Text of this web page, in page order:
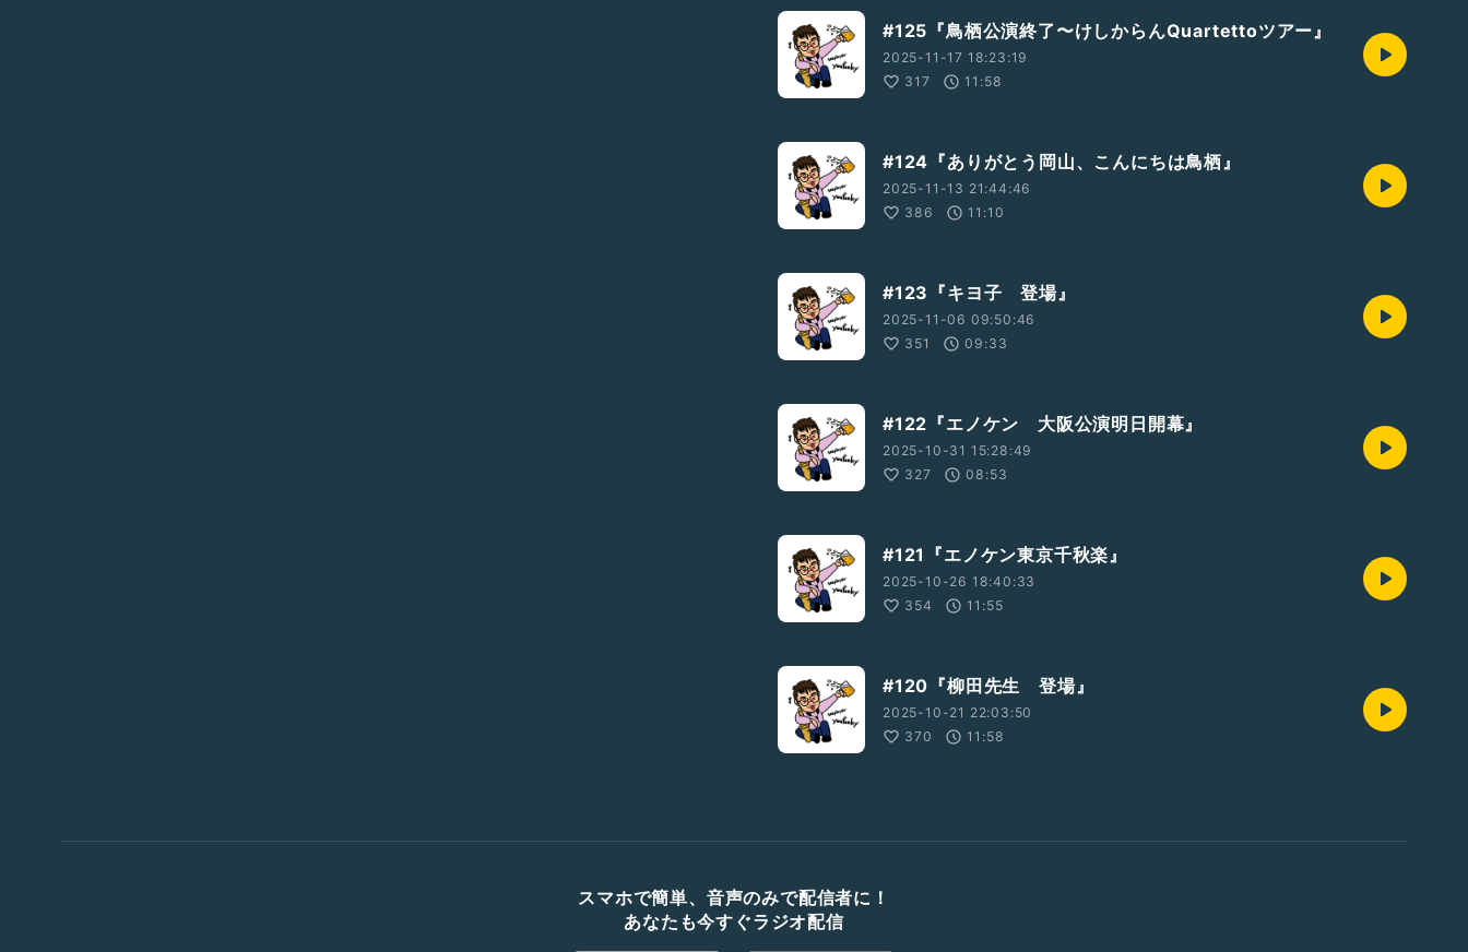
#125『鳥栖公演終了〜けしからんQuartettoツアー』
2025-11-17 18:23:19
317
11:58
#124『ありがとう岡山、こんにちは鳥栖』
2025-11-13 21:44:46
386
11:10
#123『キヨ子 登場』
2025-11-06 09:50:46
351
09:33
#122『エノケン 大阪公演明日開幕』
2025-10-31 15:28:49
327
08:53
#121『エノケン東京千秋楽』
2025-10-26 18:40:33
354
11:55
#120『柳田先生 登場』
2025-10-21 22:03:50
370
11:58
スマホで簡単、音声のみで配信者に！
あなたも今すぐラジオ配信